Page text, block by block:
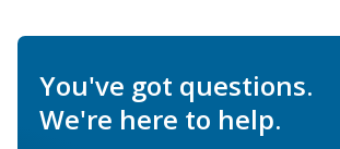
You've got questions.
We're here to help.